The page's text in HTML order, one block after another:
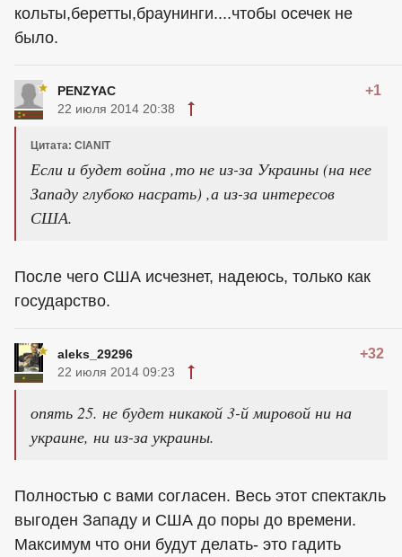
кольты,беретты,браунинги....чтобы осечек не
было.
PENZYAC +1
22 июля 2014 20:38
Цитата: CIANIT
Если и будет война ,то не из-за Украины (на нее
Западу глубоко насрать) ,а из-за интересов
США.
После чего США исчезнет, надеюсь, только как
государство.
aleks_29296 +32
22 июля 2014 09:23
опять 25. не будет никакой 3-й мировой ни на
украине, ни из-за украины.
Полностью с вами согласен. Весь этот спектакль
выгоден Западу и США до поры до времени.
Максимум что они будут делать- это гадить